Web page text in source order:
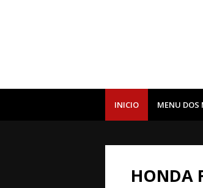
INICIO MENU DOS
HONDA